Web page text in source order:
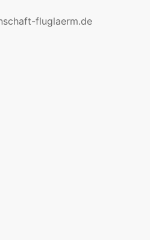
fluglaerm.de